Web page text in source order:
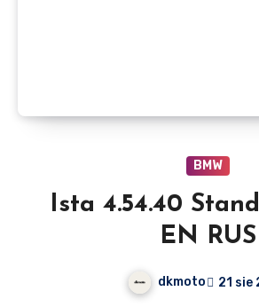
BMW
Ista 4.54.40
EN RUS
dkmoto 21 sie